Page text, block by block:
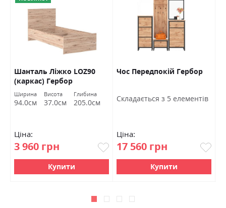
Шанталь Ліжко LOZ90
(каркас) Гербор
Ширина
94.0см
Висота
37.0см
Глибина
205.0см
Ціна:
3 960 грн
Купити
Чос Передпокій Гербор
Cкладається з 5 елементів
Ціна:
17 560 грн
Купити